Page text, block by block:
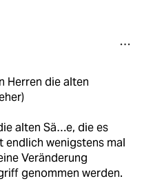
Herren die alten
alten Sä…e, die es
endlich wenigstens mal
Veränderung
genommen werden.